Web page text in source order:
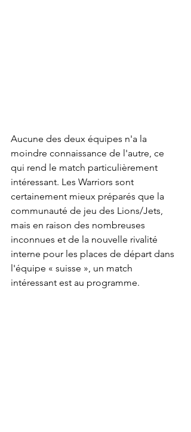
Aucune des deux équipes n'a la
moindre connaissance de l'autre, ce
qui rend le match particulièrement
intéressant. Les Warriors sont
certainement mieux préparés que la
communauté de jeu des Lions/Jets,
mais en raison des nombreuses
inconnues et de la nouvelle rivalité
interne pour les places de départ dans
l'équipe « suisse », un match
intéressant est au programme.